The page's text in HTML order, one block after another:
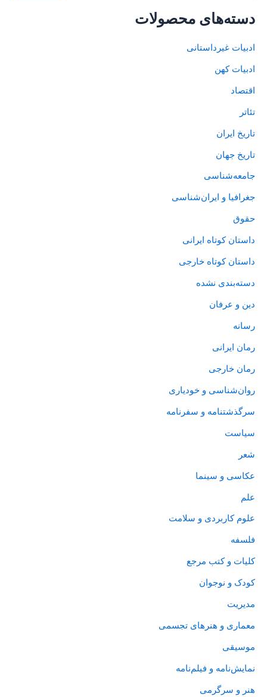
دسته‌های محصولات
ادبیات غیرداستانی
ادبیات کهن
اقتصاد
تئاتر
تاریخ ایران
تاریخ جهان
جامعه‌شناسی
جغرافیا و ایران‌شناسی
حقوق
داستان کوتاه ایرانی
داستان کوتاه خارجی
دسته‌بندی نشده
دین و عرفان
رسانه
رمان ایرانی
رمان خارجی
روان‌‌شناسی و خودیاری
سرگذشتنامه و سفرنامه
سیاست
شعر
عکاسی و سینما
علم
علوم کاربردی و سلامت
فلسفه
کلیات و کتب مرجع
کودک و نوجوان
مدیریت
معماری و هنرهای تجسمی
موسیقی
نمایش‌نامه و فیلم‌نامه
هنر و سرگرمی